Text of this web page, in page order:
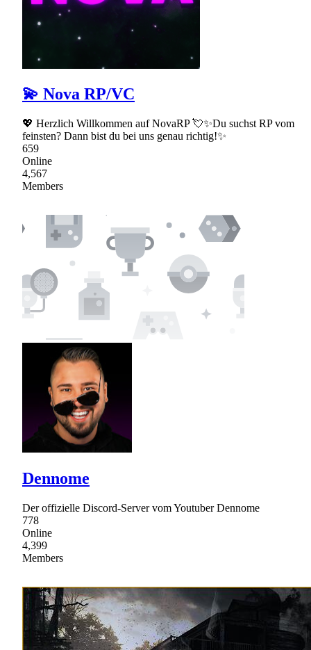
💫 Nova RP/VC
💖 Herzlich Willkommen auf NovaRP 💘✨Du suchst RP vom
feinsten? Dann bist du bei uns genau richtig!✨
659
Online
4,567
Members
Dennome
Der offizielle Discord-Server vom Youtuber Dennome
778
Online
4,399
Members